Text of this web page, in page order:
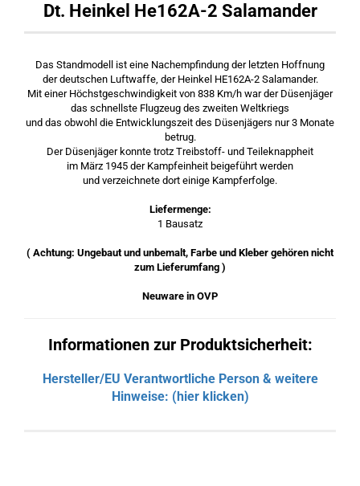
Dt. Heinkel He162A-2 Salamander
Das Standmodell ist eine Nachempfindung der letzten Hoffnung
der deutschen Luftwaffe, der Heinkel HE162A-2 Salamander.
Mit einer Höchstgeschwindigkeit von 838 Km/h war der Düsenjäger
das schnellste Flugzeug des zweiten Weltkriegs
und das obwohl die Entwicklungszeit des Düsenjägers nur 3 Monate
betrug.
Der Düsenjäger konnte trotz Treibstoff- und Teileknappheit
im März 1945 der Kampfeinheit beigeführt werden
und verzeichnete dort einige Kampferfolge.
Liefermenge:
1 Bausatz
( Achtung: Ungebaut und unbemalt, Farbe und Kleber gehören nicht
zum Lieferumfang )
Neuware in OVP
Informationen zur Produktsicherheit:
Hersteller/EU Verantwortliche Person & weitere
Hinweise: (hier klicken)